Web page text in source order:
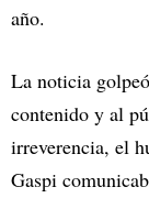
año.
La noticia
contenido y al
irreverencia, el
Gaspi